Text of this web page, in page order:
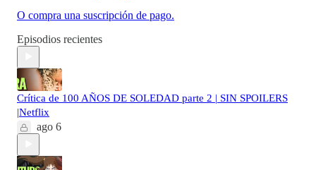
O compra una suscripción de pago.
Episodios recientes
Crítica de 100 AÑOS DE SOLEDAD parte 2 | SIN SPOILERS
|Netflix
ago 6